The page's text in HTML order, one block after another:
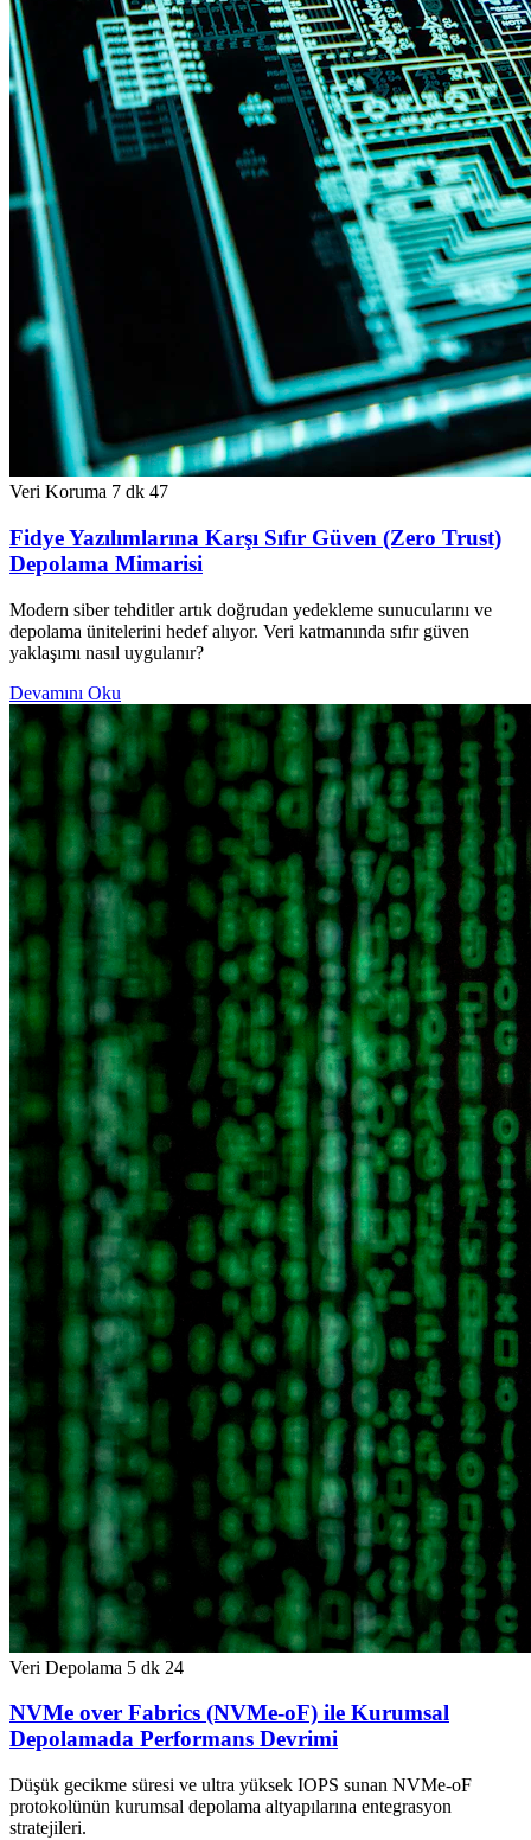
Veri Koruma 7 dk 47
Fidye Yazılımlarına Karşı Sıfır Güven (Zero Trust)
Depolama Mimarisi
Modern siber tehditler artık doğrudan yedekleme sunucularını ve
depolama ünitelerini hedef alıyor. Veri katmanında sıfır güven
yaklaşımı nasıl uygulanır?
Devamını Oku
Veri Depolama 5 dk 24
NVMe over Fabrics (NVMe-oF) ile Kurumsal
Depolamada Performans Devrimi
Düşük gecikme süresi ve ultra yüksek IOPS sunan NVMe-oF
protokolünün kurumsal depolama altyapılarına entegrasyon
stratejileri.